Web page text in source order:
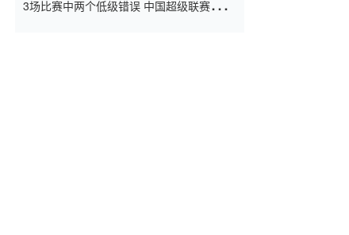
3场比赛中两个低级错误 中国超级联赛的前